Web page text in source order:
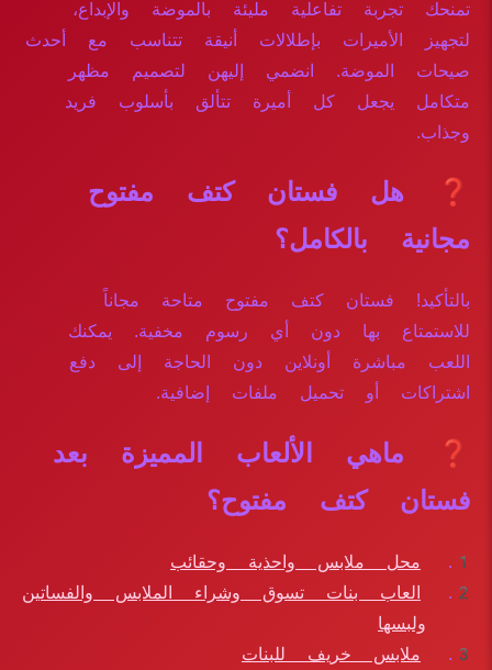
تمنحك تجربة تفاعلية مليئة بالموضة والإبداع،
لتجهيز الأميرات بإطلالات أنيقة تتناسب مع أحدث
صيحات الموضة. انضمي إليهن لتصميم مظهر
متكامل يجعل كل أميرة تتألق بأسلوب فريد
وجذاب.
❓ هل فستان كتف مفتوح
مجانية بالكامل؟
بالتأكيد! فستان كتف مفتوح متاحة مجاناً
للاستمتاع بها دون أي رسوم مخفية. يمكنك
اللعب مباشرة أونلاين دون الحاجة إلى دفع
اشتراكات أو تحميل ملفات إضافية.
❓ ماهي الألعاب المميزة بعد
فستان كتف مفتوح؟
محل ملابس واحذية وحقائب
العاب بنات تسوق وشراء الملابس والفساتين
ولبسها
ملابس خريف للبنات